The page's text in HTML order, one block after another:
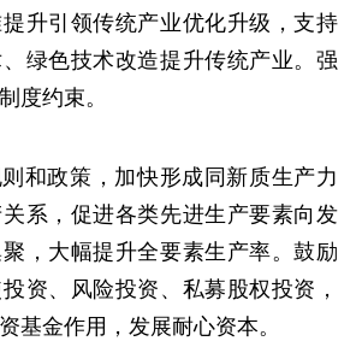
升引领传统产业优化升级，支持
绿色技术改造提升传统产业。强
度约束。
和政策，加快形成同新质生产力
系，促进各类先进生产要素向发
，大幅提升全要素生产率。鼓励
资、风险投资、私募股权投资，
基金作用，发展耐心资本。